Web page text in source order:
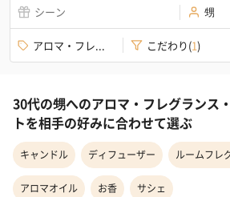
シーン 甥
アロマ・フレ... こだわり(1)
30代の甥へのアロマ・フレグランス
トを相手の好みに合わせて選ぶ
キャンドル ディフューザー ルームフレ
アロマオイル お香 サシェ